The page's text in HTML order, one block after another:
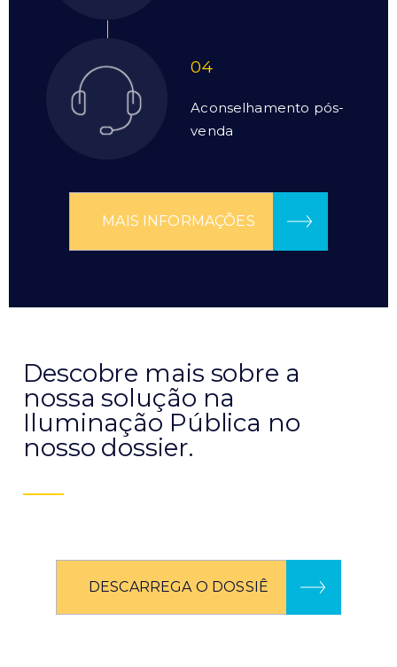
04
Aconselhamento pós-
venda
MAIS INFORMAÇÕES
Descobre mais sobre a
nossa solução na
Iluminação Pública no
nosso dossier.
DESCARREGA O DOSSIÊ